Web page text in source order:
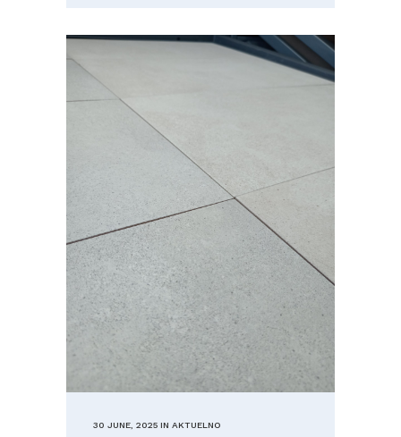
30 JUNE, 2025 IN AKTUELNO